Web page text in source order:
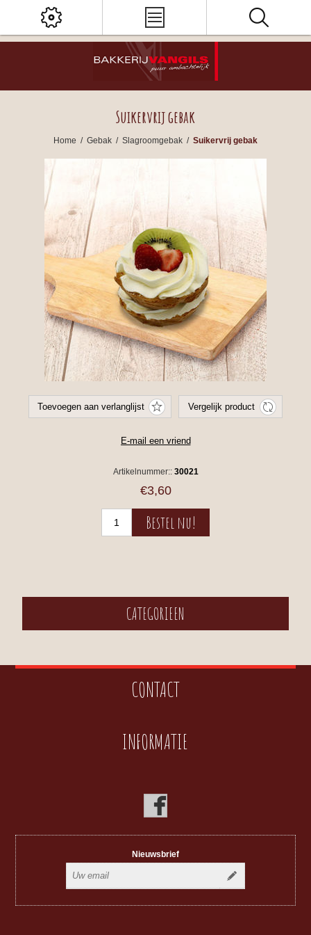
Suikervrij gebak
Home / Gebak / Slagroomgebak / Suikervrij gebak
Artikelnummer:: 30021
€3,60
CATEGORIEEN
CONTACT
INFORMATIE
Nieuwsbrief